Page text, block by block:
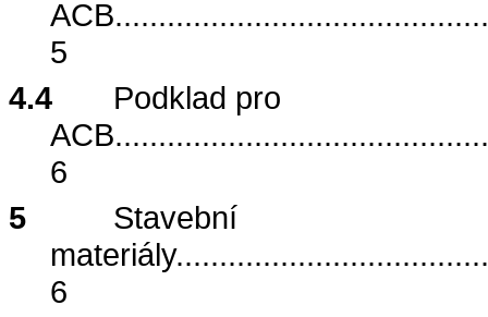
ACB
5
4.4
Podklad pro
ACB
6
5
Stavební
materiály
6